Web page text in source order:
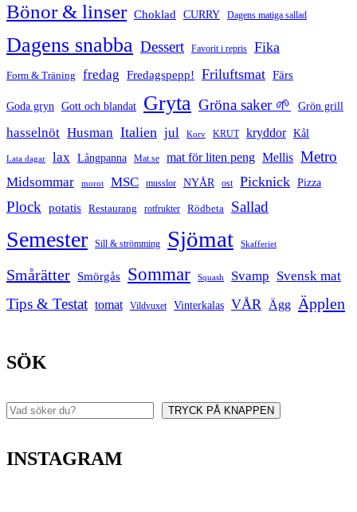
Bönor & linser Choklad CURRY Dagens matiga sallad
Dagens snabba Dessert Favorit i repris Fika
Form & Träning fredag Fredagspepp! Friluftsmat Färs
Goda gryn Gott och blandat Gryta Gröna saker 🌱 Grön grill
hasselnöt Husman Italien jul Korv KRUT kryddor Kål
Lata dagar lax Långpanna Mat.se mat för liten peng Mellis Metro
Midsommar morot MSC musslor NYÅR ost Picknick Pizza
Plock potatis Restaurang rotfrukter Rödbeta Sallad
Semester Sill & strömming Sjömat Skafferiet
Smårätter Smörgås Sommar Squash Svamp Svensk mat
Tips & Testat tomat Vildvuxet Vinterkalas VÅR Ägg Äpplen
SÖK
Sök TRYCK PÅ KNAPPEN
INSTAGRAM